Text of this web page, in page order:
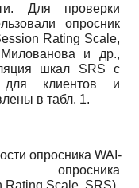
Для проверки
опросник
Rating Scale,
и др.,
шкал SRS с
для клиентов и
в табл. 1.
опросника WAI-
Rating Scale, SRS)